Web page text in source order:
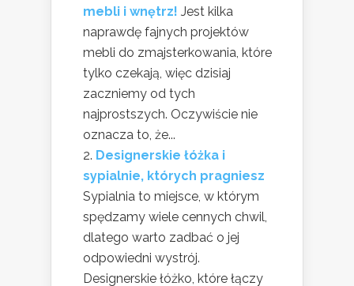
mebli i wnętrz! Jest kilka
naprawdę fajnych projektów
mebli do zmajsterkowania, które
tylko czekają, więc dzisiaj
zaczniemy od tych
najprostszych. Oczywiście nie
oznacza to, że...
Designerskie łóżka i
sypialnie, których pragniesz
Sypialnia to miejsce, w którym
spędzamy wiele cennych chwil,
dlatego warto zadbać o jej
odpowiedni wystrój.
Designerskie łóżko, które łączy